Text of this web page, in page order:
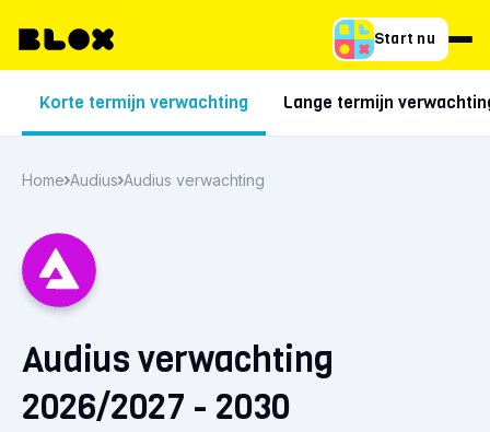
Start nu
Korte termijn verwachting Lange termijn
Home Audius Audius verwachting
Audius verwachting
2026/2027 - 2030